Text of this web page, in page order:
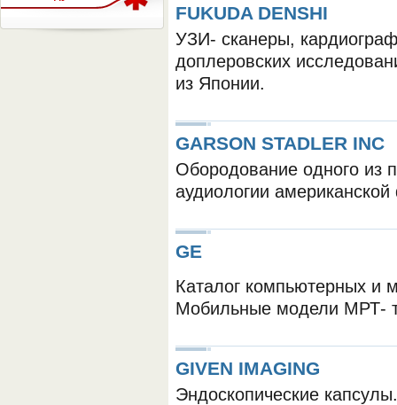
СЕРВЕР МЕДИЦИНСКОГО
FUKUDA DENSHI
УЗИ- сканеры,
доплеровских
из Японии.
GARSON STADLER INC
Обородование одного из
аудиологии
GE
Каталог компьютерных и
Мобильные модели МРТ-
GIVEN IMAGING
Эндоскопические